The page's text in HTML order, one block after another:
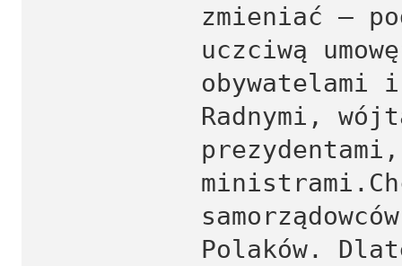
zmieniać –
uczciwą
obywatelami
Radnymi,
Polaków.